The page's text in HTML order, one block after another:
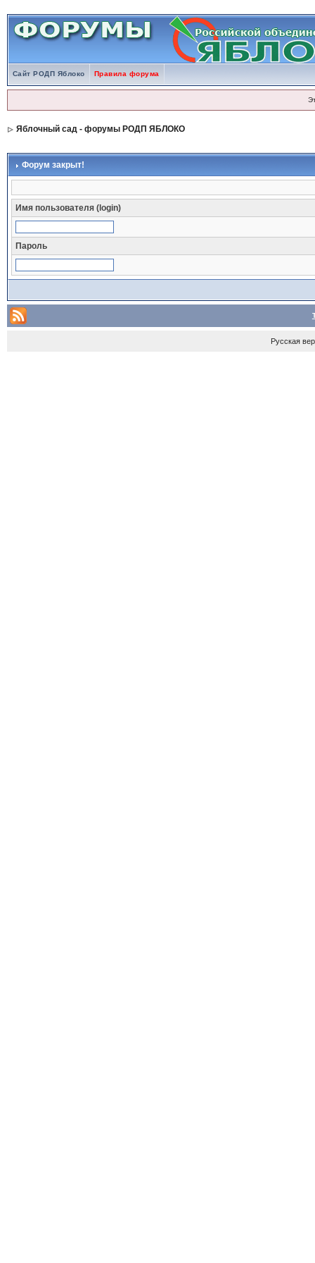
Сайт РОДП Яблоко Правила форума
Яблочный сад - форумы РОДП ЯБЛОКО
Форум закрыт!
Имя пользователя (login)
Пароль
Русская